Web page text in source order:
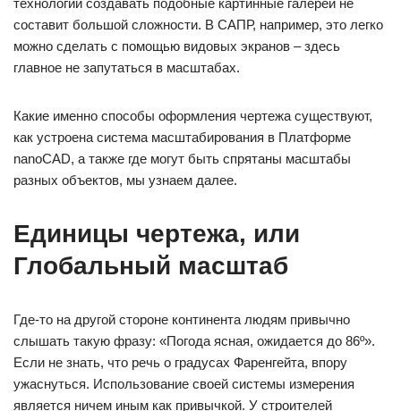
технологий создавать подобные картинные галереи не
составит большой сложности. В САПР, например, это легко
можно сделать с помощью видовых экранов – здесь
главное не запутаться в масштабах.
Какие именно способы оформления чертежа существуют,
как устроена система масштабирования в Платформе
nanoCAD, а также где могут быть спрятаны масштабы
разных объектов, мы узнаем далее.
Единицы чертежа, или
Глобальный масштаб
Где-то на другой стороне континента людям привычно
слышать такую фразу: «Погода ясная, ожидается до 86º».
Если не знать, что речь о градусах Фаренгейта, впору
ужаснуться. Использование своей системы измерения
является ничем иным как привычкой. У строителей